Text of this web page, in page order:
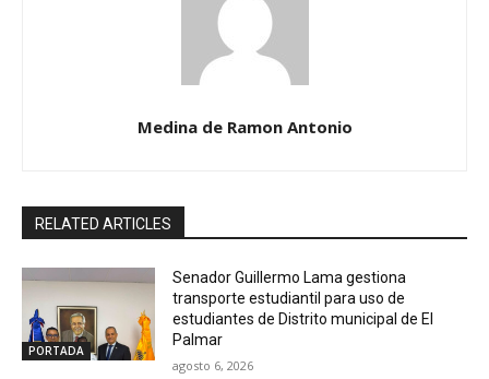
Medina de Ramon Antonio
RELATED ARTICLES
PORTADA
Senador Guillermo Lama gestiona
transporte estudiantil para uso de
estudiantes de Distrito municipal de El
Palmar
agosto 6, 2026